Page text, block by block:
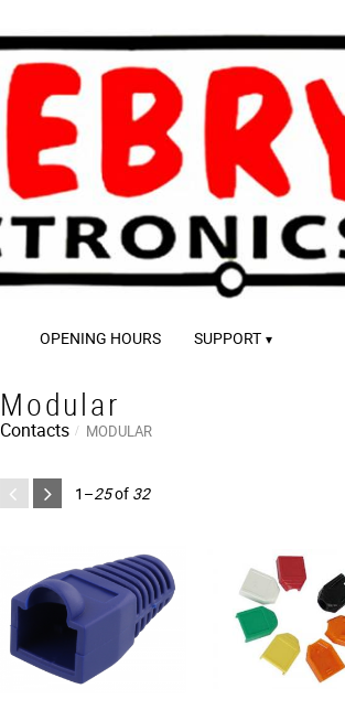
OPENING HOURS SUPPORT
Modular
Contacts MODULAR
1–25of 32